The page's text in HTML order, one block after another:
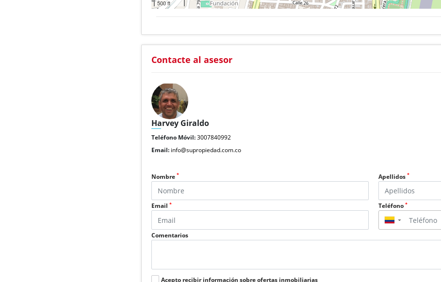
500 ft
Contacte al asesor
Harvey Giraldo
Teléfono Móvil:3007840992
Email: info@supropiedad.com.co
Nombre* Apellidos *
Email* Teléfono *
▼
Comentarios
Acepto recibir información sobre ofertas inmobiliarias